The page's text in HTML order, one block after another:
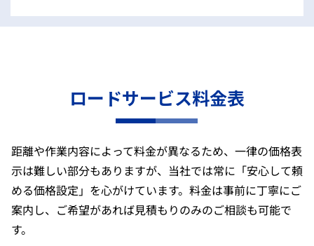
ロードサービス料金表
距離や作業内容によって料金が異なるため、一律の価格表
示は難しい部分もありますが、当社では常に「安心して頼
める価格設定」を心がけています。料金は事前に丁寧にご
案内し、ご希望があれば見積もりのみのご相談も可能で
す。